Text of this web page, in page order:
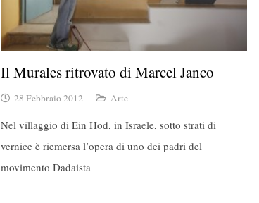
Il Murales ritrovato di Marcel Janco
28 Febbraio 2012 Arte
Nel villaggio di Ein Hod, in Israele, sotto strati di
vernice è riemersa l’opera di uno dei padri del
movimento Dadaista